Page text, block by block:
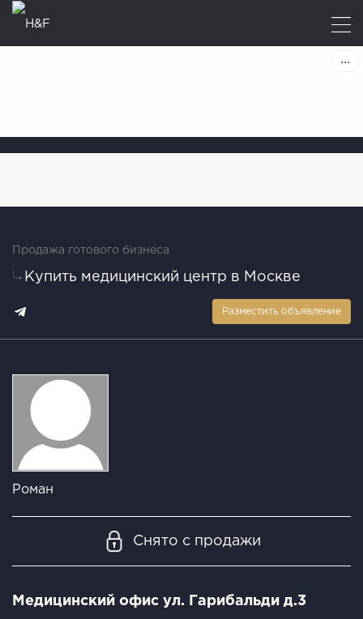
Продажа готового бизнеса
Купить медицинский центр в Москве
Разместить объявление
Роман
Снято с продажи
Медицинский офис ул. Гарибальди д.3